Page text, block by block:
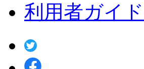
利用者ガイ